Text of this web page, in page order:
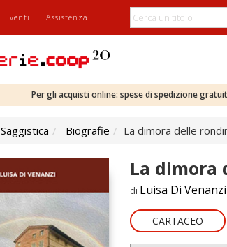
Eventi | Assistenza
Per gli acquisti online: spese di spedizione
Saggistica Biografie La dimora delle
La dimora
di Luisa Di Venanzi
CARTACEO